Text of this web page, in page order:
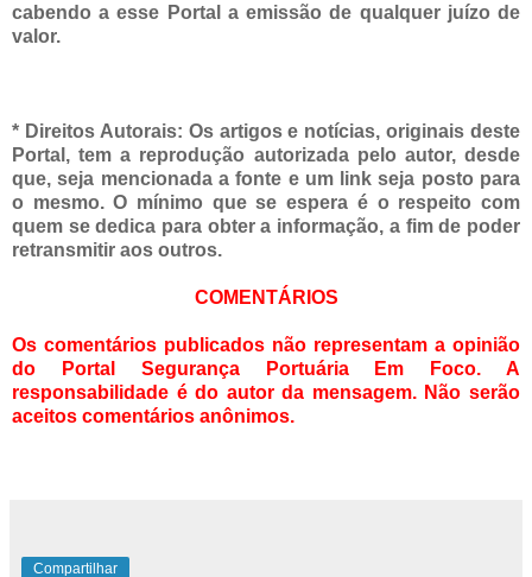
cabendo a esse Portal a emissão de qualquer juízo de
valor.
* Direitos Autorais: Os artigos e notícias, originais deste
Portal, tem a reprodução autorizada pelo autor, desde
que, seja mencionada a fonte e um link seja posto para
o mesmo. O mínimo que se espera é o respeito com
quem se dedica para obter a informação, a fim de poder
retransmitir aos outros.
COMENTÁRIOS
Os comentários publicados não representam a opinião
do Portal Segurança Portuária Em Foco. A
responsabilidade é do autor da mensagem. Não serão
aceitos comentários anônimos.
Compartilhar